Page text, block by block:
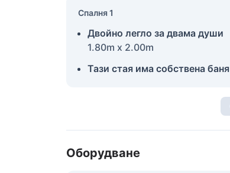
Спалня 1
Двойно легло за двама души
1.80m x 2.00m
Тази стая има собствена баня
Оборудване